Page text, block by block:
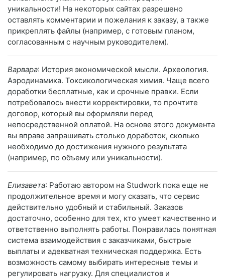
уникальности! На некоторых сайтах разрешено
оставлять комментарии и пожелания к заказу, а также
прикреплять файлы (например, с готовым планом,
согласованным с научным руководителем).
Варвара: История экономической мысли. Археология.
Аэродинамика. Токсикологическая химия. Чаще всего
доработки бесплатные, как и срочные правки. Если
потребовалось внести корректировки, то прочтите
договор, который вы оформляли перед
непосредственной оплатой. На основе этого документа
вы вправе запрашивать столько доработок, сколько
необходимо до достижения нужного результата
(например, по объему или уникальности).
Елизавета: Работаю автором на Studwork пока еще не
продолжительное время и могу сказать, что сервис
действительно удобный и стабильный. Заказов
достаточно, особенно для тех, кто умеет качественно и
ответственно выполнять работы. Понравилась понятная
система взаимодействия с заказчиками, быстрые
выплаты и адекватная техническая поддержка. Есть
возможность самому выбирать интересные темы и
регулировать нагрузку. Для специалистов и